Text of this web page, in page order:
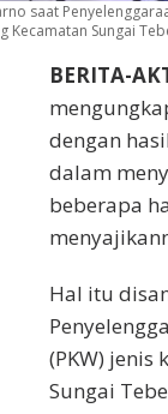
saat
Kecamatan Sungai
BERITA-
dengan
dalam
beberapa
Hal itu
(PKW) jenis
Sungai